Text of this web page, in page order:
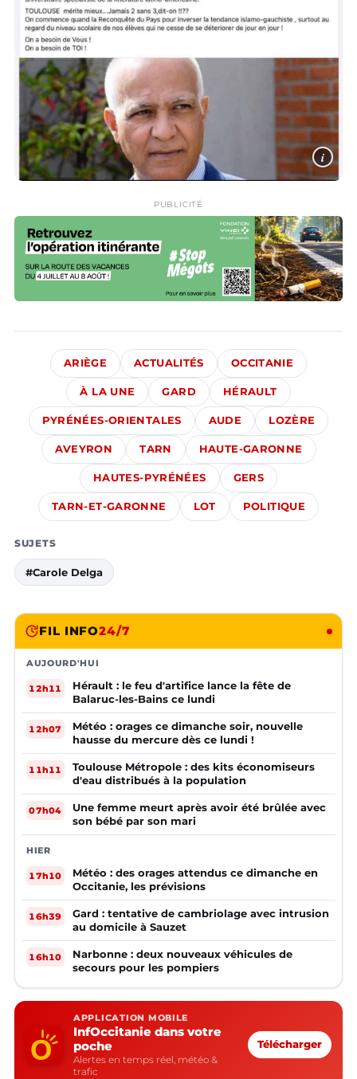
i
PUBLICITÉ
ARIÈGE ACTUALITÉS OCCITANIE
À LA UNE GARD HÉRAULT
PYRÉNÉES-ORIENTALES AUDE LOZÈRE
AVEYRON TARN HAUTE-GARONNE
HAUTES-PYRÉNÉES GERS
TARN-ET-GARONNE LOT POLITIQUE
SUJETS
#Carole Delga
FIL INFO24/7
AUJOURD'HUI
12h11
Hérault : le feu d'artifice lance la fête de
Balaruc-les-Bains ce lundi
12h07
Météo : orages ce dimanche soir, nouvelle
hausse du mercure dès ce lundi !
11h11
Toulouse Métropole : des kits économiseurs
d'eau distribués à la population
07h04
Une femme meurt après avoir été brûlée avec
son bébé par son mari
HIER
17h10
Météo : des orages attendus ce dimanche en
Occitanie, les prévisions
16h39
Gard : tentative de cambriolage avec intrusion
au domicile à Sauzet
16h10
Narbonne : deux nouveaux véhicules de
secours pour les pompiers
APPLICATION MOBILE
InfOccitanie dans votre
poche
Alertes en temps réel, météo &
trafic
Télécharger